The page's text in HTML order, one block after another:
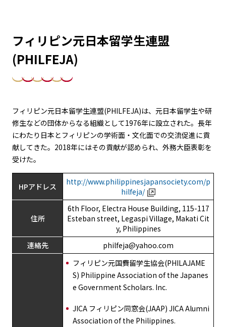
フィリピン元日本留学生連盟
(PHILFEJA)
フィリピン元日本留学生連盟(PHILFEJA)は、元日本留学生や研
修生などの団体からなる組織として1976年に設立された。長年
にわたり日本とフィリピンの学術面・文化面での交流促進に貢
献してきた。2018年にはその貢献が認められ、外務大臣表彰を
受けた。
HPアドレス
http://www.philippinesjapansociety.com/p
hilfeja/
住所
6th Floor, Electra House Building, 115-117
Esteban street, Legaspi Village, Makati Cit
y, Philippines
連絡先
philfeja@yahoo.com
フィリピン元国費留学生協会(PHILAJAME
S) Philippine Association of the Japanes
e Government Scholars. Inc.
JICA フィリピン同窓会(JAAP) JICA Alumni
Association of the Philippines.